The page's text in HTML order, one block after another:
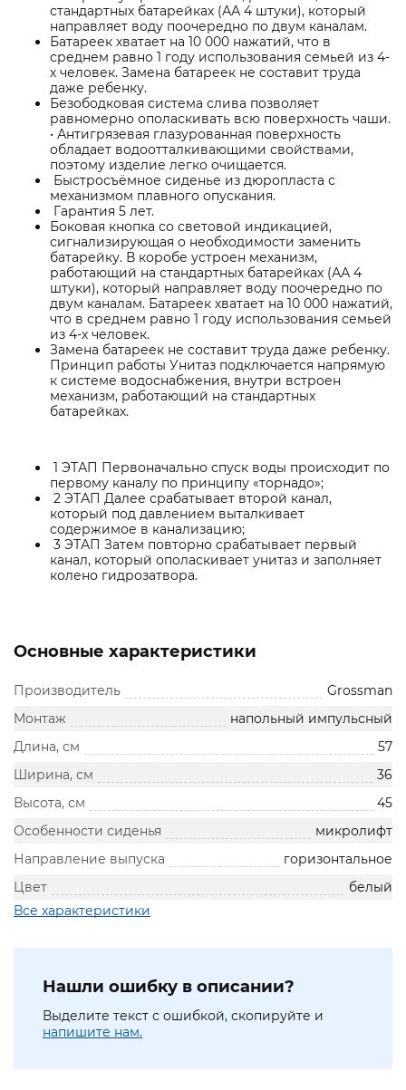
стандартных батарейках (АА 4 штуки), который
направляет воду поочередно по двум каналам.
Батареек хватает на 10 000 нажатий, что в
среднем равно 1 году использования семьей из 4-
х человек. Замена батареек не составит труда
даже ребенку.
Безободковая система слива позволяет
равномерно ополаскивать всю поверхность чаши.
• Антигрязевая глазурованная поверхность
обладает водоотталкивающими свойствами,
поэтому изделие легко очищается.
Быстросъёмное сиденье из дюропласта с
механизмом плавного опускания.
Гарантия 5 лет.
Боковая кнопка со световой индикацией,
сигнализирующая о необходимости заменить
батарейку. В коробе устроен механизм,
работающий на стандартных батарейках (АА 4
штуки), который направляет воду поочередно по
двум каналам. Батареек хватает на 10 000 нажатий,
что в среднем равно 1 году использования семьей
из 4-х человек.
Замена батареек не составит труда даже ребенку.
Принцип работы Унитаз подключается напрямую
к системе водоснабжения, внутри встроен
механизм, работающий на стандартных
батарейках.
1 ЭТАП Первоначально спуск воды происходит по
первому каналу по принципу «торнадо»;
2 ЭТАП Далее срабатывает второй канал,
который под давлением выталкивает
содержимое в канализацию;
3 ЭТАП Затем повторно срабатывает первый
канал, который ополаскивает унитаз и заполняет
колено гидрозатвора.
Основные характеристики
Производитель
Grossman
Монтаж
напольный импульсный
Длина, см
57
Ширина, см
36
Высота, см
45
Особенности сиденья
микролифт
Направление выпуска
горизонтальное
Цвет
белый
Все характеристики
Нашли ошибку в описании?
Выделите текст с ошибкой, скопируйте и
напишите нам.